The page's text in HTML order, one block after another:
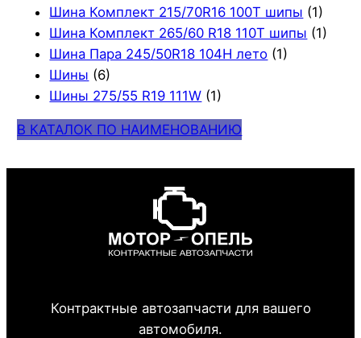
Шина Комплект 215/70R16 100T шипы (1)
Шина Комплект 265/60 R18 110T шипы (1)
Шина Пара 245/50R18 104H лето (1)
Шины (6)
Шины 275/55 R19 111W (1)
В КАТАЛОК ПО НАИМЕНОВАНИЮ
Контрактные автозапчасти для вашего
автомобиля.